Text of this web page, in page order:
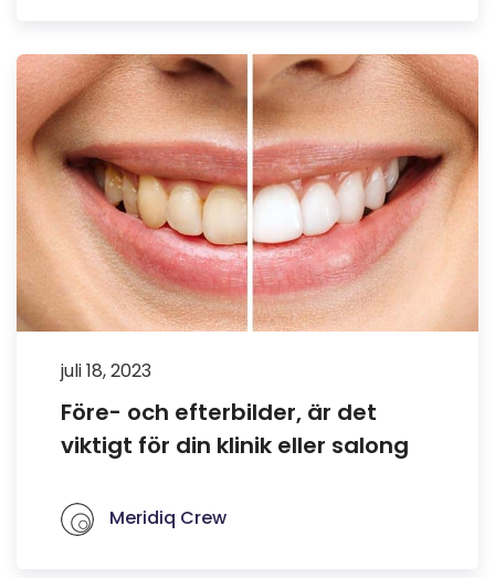
juli 18, 2023
Före- och efterbilder, är det
viktigt för din klinik eller salong
Meridiq Crew